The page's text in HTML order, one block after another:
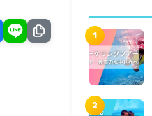
1
2